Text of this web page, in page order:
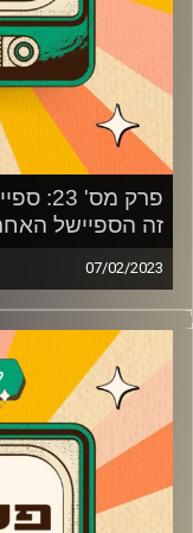
קרדיט תמונות:
זה הספיישל
07/02/2023
המקורית שלו אבל
האחרון של ילדי שנות
נענה על כל השאלות:
"פוקימון" נפרדת